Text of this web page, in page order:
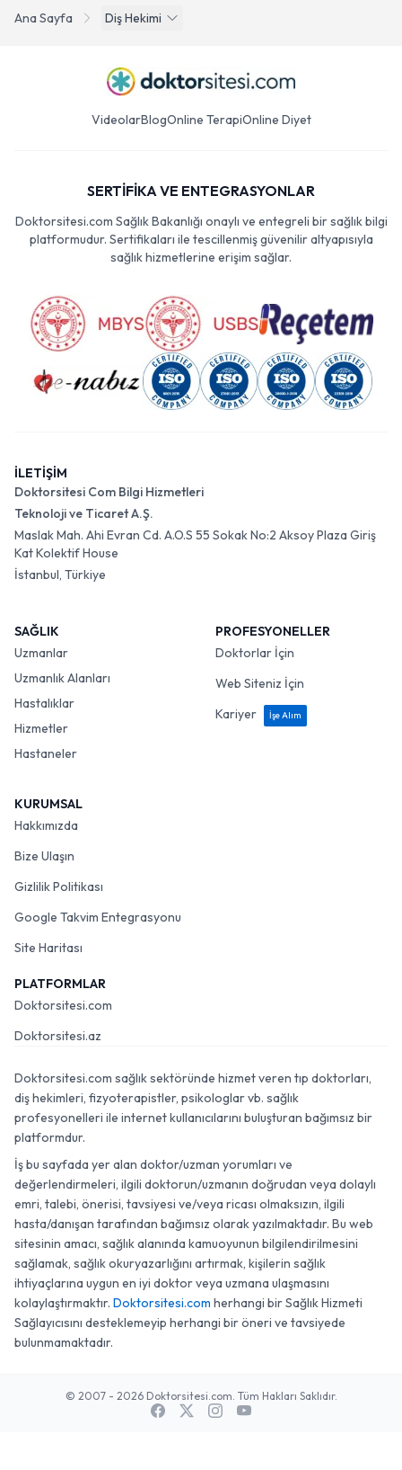
Ana Sayfa Diş Hekimi
VideolarBlogOnline TerapiOnline Diyet
SERTİFİKA VE ENTEGRASYONLAR
Doktorsitesi.com Sağlık Bakanlığı onaylı ve entegreli bir sağlık bilgi
platformudur. Sertifikaları ile tescillenmiş güvenilir altyapısıyla
sağlık hizmetlerine erişim sağlar.
İLETİŞİM
Doktorsitesi Com Bilgi Hizmetleri
Teknoloji ve Ticaret A.Ş.
Maslak Mah. Ahi Evran Cd. A.O.S 55 Sokak No:2 Aksoy Plaza Giriş
Kat Kolektif House
İstanbul, Türkiye
SAĞLIK
Uzmanlar
Uzmanlık Alanları
Hastalıklar
Hizmetler
Hastaneler
PROFESYONELLER
Doktorlar İçin
Web Siteniz İçin
Kariyer
İşe Alım
KURUMSAL
Hakkımızda
Bize Ulaşın
Gizlilik Politikası
Google Takvim Entegrasyonu
Site Haritası
PLATFORMLAR
Doktorsitesi.com
Doktorsitesi.az
Doktorsitesi.com sağlık sektöründe hizmet veren tıp doktorları,
diş hekimleri, fizyoterapistler, psikologlar vb. sağlık
profesyonelleri ile internet kullanıcılarını buluşturan bağımsız bir
platformdur.
İş bu sayfada yer alan doktor/uzman yorumları ve
değerlendirmeleri, ilgili doktorun/uzmanın doğrudan veya dolaylı
emri, talebi, önerisi, tavsiyesi ve/veya ricası olmaksızın, ilgili
hasta/danışan tarafından bağımsız olarak yazılmaktadır. Bu web
sitesinin amacı, sağlık alanında kamuoyunun bilgilendirilmesini
sağlamak, sağlık okuryazarlığını artırmak, kişilerin sağlık
ihtiyaçlarına uygun en iyi doktor veya uzmana ulaşmasını
kolaylaştırmaktır. Doktorsitesi.com herhangi bir Sağlık Hizmeti
Sağlayıcısını desteklemeyip herhangi bir öneri ve tavsiyede
bulunmamaktadır.
© 2007 - 2026 Doktorsitesi.com. Tüm Hakları Saklıdır.